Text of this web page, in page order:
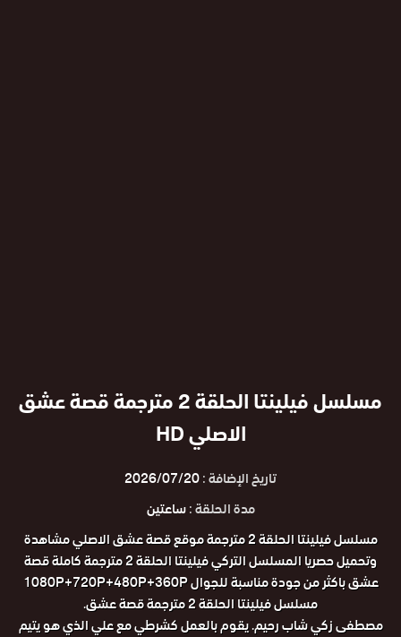
مسلسل فيلينتا الحلقة 2 مترجمة قصة عشق
الاصلي HD
تاريخ الإضافة :2026/07/20
مدة الحلقة :ساعتين
مسلسل فيلينتا الحلقة 2 مترجمة موقع قصة عشق الاصلي مشاهدة
وتحميل حصريا المسلسل التركي فيلينتا الحلقة 2 مترجمة كاملة قصة
عشق باكثر من جودة مناسبة للجوال 1080P+720P+480P+360P
مسلسل فيلينتا الحلقة 2 مترجمة قصة عشق.
مصطفى زكي شاب رحيم. يقوم بالعمل كشرطي مع علي الذي هو يتيم